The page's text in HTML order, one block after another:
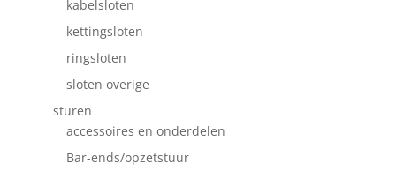
kabelsloten
kettingsloten
ringsloten
sloten overige
sturen
accessoires en onderdelen
Bar-ends/opzetstuur